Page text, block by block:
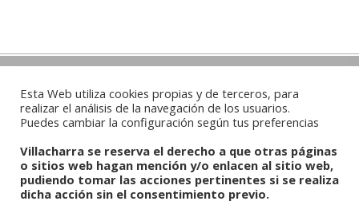
Contacto
Whatsapp: 625100272/679736373
Email:agricolaindustrial3@gmail.com
Esta Web utiliza cookies propias y de terceros, para
realizar el análisis de la navegación de los usuarios.
Puedes cambiar la configuración según tus preferencias
Villacharra se reserva el derecho a que otras páginas
o sitios web hagan mención y/o enlacen al sitio web,
pudiendo tomar las acciones pertinentes si se realiza
dicha acción sin el consentimiento previo.